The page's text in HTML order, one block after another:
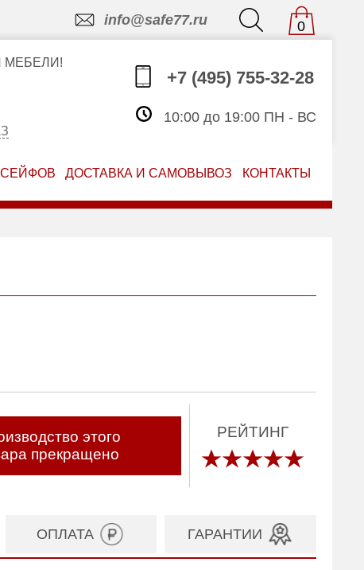
info@safe77.ru 0
+7 (495) 755-32-28
10:00 до 19:00 ПН - ВС
ДОСТАВКА И САМОВЫВОЗ КОНТАКТЫ
этого
прекращено
РЕЙТИНГ
ОПЛАТА ГАРАНТИИ